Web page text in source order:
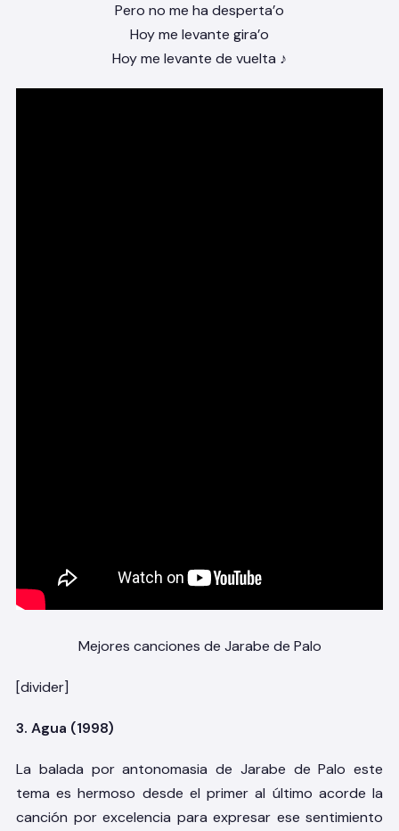
Pero no me ha desperta’o
Hoy me levante gira’o
Hoy me levante de vuelta ♪
Mejores canciones de Jarabe de Palo
[divider]
3. Agua (1998)
La balada por antonomasia de Jarabe de Palo este
tema es hermoso desde el primer al último acorde la
canción por excelencia para expresar ese sentimiento